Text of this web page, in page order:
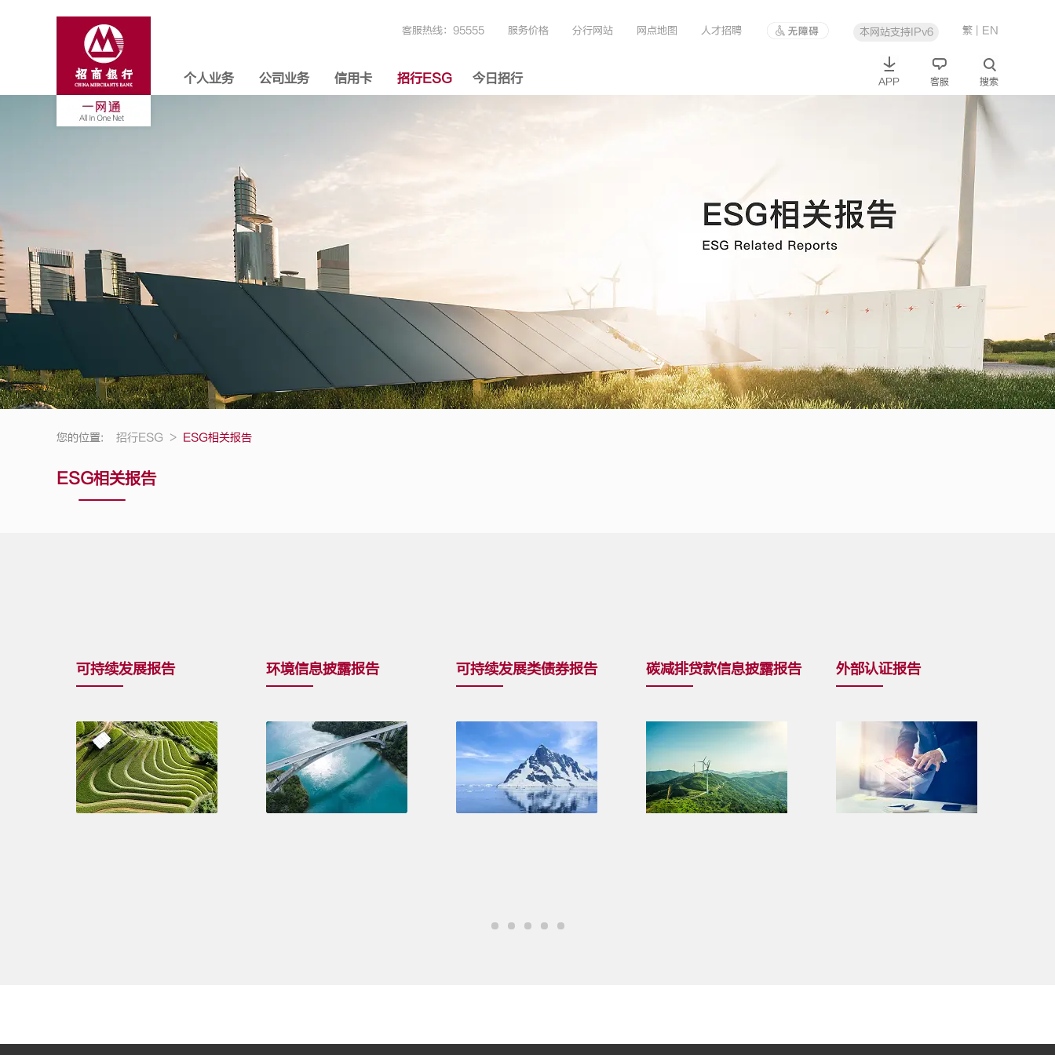
客服热线：95555 服务价格 分行网站 网点地图 人才招聘 本网站支持IPv6 繁 | EN
APP 客服 搜索
个人业务 公司业务 信用卡 招行ESG 今日招行
您的位置: 招行ESG > ESG相关报告
ESG相关报告
可持续发展报告 环境信息披露报告 可持续发展类债券报告 碳减排贷款信息披露报告 外部认证报告